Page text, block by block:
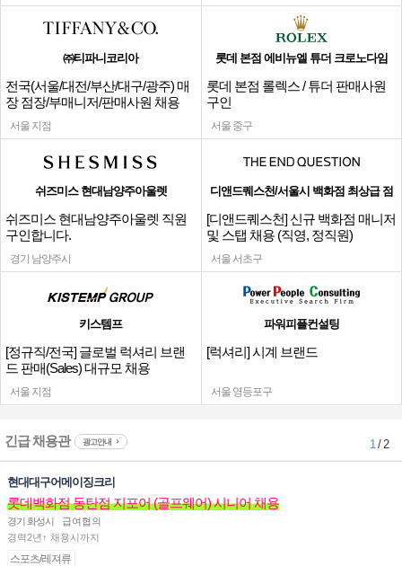
㈜티파니코리아
전국(서울/대전/부산/대구/광주) 매
장 점장/부매니저/판매사원 채용
서울 지점
롯데 본점 에비뉴엘 튜더 크로노다임
롯데 본점 롤렉스 / 튜더 판매사원
구인
서울 중구
쉬즈미스 현대남양주아울렛
쉬즈미스 현대남양주아울렛 직원
구인합니다.
경기 남양주시
디앤드퀘스천/서울시 백화점 최상급 점
[디앤드퀘스천] 신규 백화점 매니저
및 스탭 채용 (직영, 정직원)
서울 서초구
키스템프
[정규직/전국] 글로벌 럭셔리 브랜
드 판매(Sales) 대규모 채용
서울 지점
파워피플컨설팅
[럭셔리] 시계 브랜드
서울 영등포구
긴급 채용관 광고안내 1/ 2
현대대구어메이징크리
롯데백화점 동탄점 지포어 (골프웨어) 시니어 채용
경기 화성시
급여협의
경력2년↑ 채용시까지
스포츠/레져류